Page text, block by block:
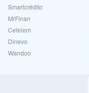
Smartcrédito
MrFinan
Cetelem
Dinevo
Wandoo